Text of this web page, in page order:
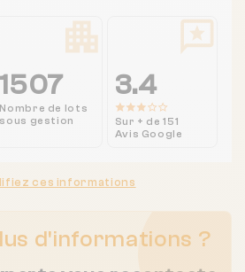
1507
Nombre de lots
sous gestion
3.4
Sur + de 151
Avis Google
d'informations ?
ces informations